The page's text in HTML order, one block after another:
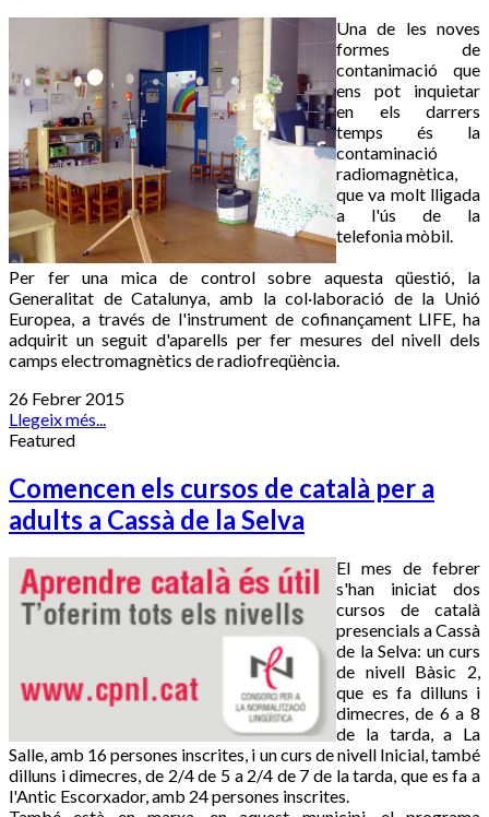
Una de les noves
formes de
contanimació que
ens pot inquietar
en els darrers
temps és la
contaminació
radiomagnètica,
que va molt lligada
a l'ús de la
telefonia mòbil.
Per fer una mica de control sobre aquesta qüestió, la
Generalitat de Catalunya, amb la col·laboració de la Unió
Europea, a través de l'instrument de cofinançament LIFE, ha
adquirit un seguit d'aparells per fer mesures del nivell dels
camps electromagnètics de radiofreqüència.
26 Febrer 2015
Llegeix més...
Featured
Comencen els cursos de català per a
adults a Cassà de la Selva
El mes de febrer
s'han iniciat dos
cursos de català
presencials a Cassà
de la Selva: un curs
de nivell Bàsic 2,
que es fa dilluns i
dimecres, de 6 a 8
de la tarda, a La
Salle, amb 16 persones inscrites, i un curs de nivell Inicial, també
dilluns i dimecres, de 2/4 de 5 a 2/4 de 7 de la tarda, que es fa a
l'Antic Escorxador, amb 24 persones inscrites.